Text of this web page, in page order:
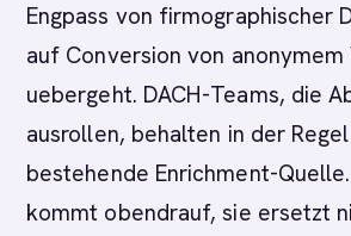
Engpass von firmographischer
auf Conversion von
uebergeht. DACH-Teams, die
ausrollen, behalten in der
bestehende Enrichment-
kommt obendrauf, sie ersetzt